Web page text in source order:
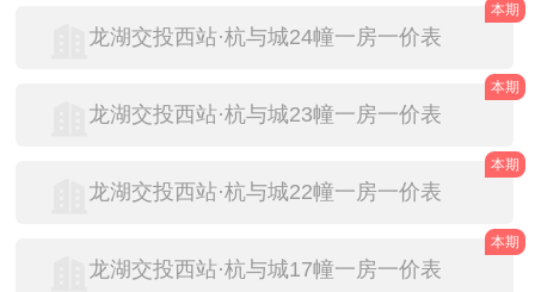
龙湖交投西站·杭与城24幢一房一价表
本期
龙湖交投西站·杭与城23幢一房一价表
本期
龙湖交投西站·杭与城22幢一房一价表
本期
龙湖交投西站·杭与城17幢一房一价表
本期